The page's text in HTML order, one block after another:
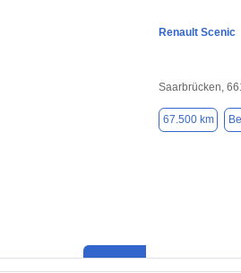
Renault Scenic
Saarbrücken,
67.500 km